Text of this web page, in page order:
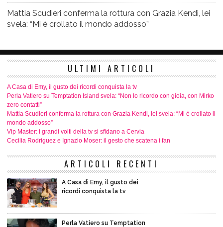
Mattia Scudieri conferma la rottura con Grazia Kendi, lei
svela: “Mi è crollato il mondo addosso”
ULTIMI ARTICOLI
A Casa di Emy, il gusto dei ricordi conquista la tv
Perla Vatiero su Temptation Island svela: “Non lo ricordo con gioia, con Mirko
zero contatti”
Mattia Scudieri conferma la rottura con Grazia Kendi, lei svela: “Mi è crollato il
mondo addosso”
Vip Master: i grandi volti della tv si sfidano a Cervia
Cecilia Rodriguez e Ignazio Moser: il gesto che scatena i fan
ARTICOLI RECENTI
A Casa di Emy, il gusto dei
ricordi conquista la tv
Perla Vatiero su Temptation